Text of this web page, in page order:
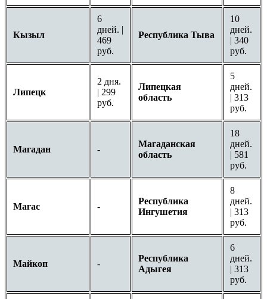
Кызыл
6
дней. |
469
руб.
Республика Тыва
10
дней.
| 340
руб.
Липецк
2 дня.
| 299
руб.
Липецкая
область
5
дней.
| 313
руб.
Магадан -
Магаданская
область
18
дней.
| 581
руб.
Магас -
Республика
Ингушетия
8
дней.
| 313
руб.
Майкоп -
Республика
Адыгея
6
дней.
| 313
руб.